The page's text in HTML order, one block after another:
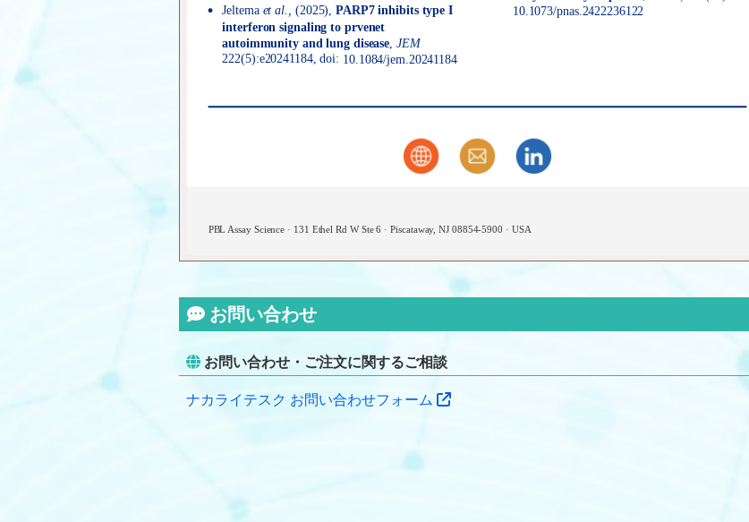
Jeltema et al., (2025), PARP7 inhibits type I
interferon signaling to prvenet
autoimmunity and lung disease, JEM
222(5):e20241184, doi: 10.1084/jem.20241184
10.1073/pnas.2422236122
PBL Assay Science · 131 Ethel Rd W Ste 6 · Piscataway, NJ 08854-5900 · USA
お問い合わせ
お問い合わせ・ご注文に関するご相談
ナカライテスク お問い合わせフォーム